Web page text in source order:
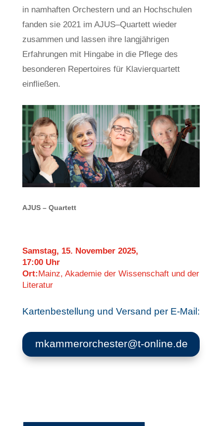
in namhaften Orchestern und an Hochschulen
fanden sie 2021 im AJUS–Quartett wieder
zusammen und lassen ihre langjährigen
Erfahrungen mit Hingabe in die Pflege des
besonderen Repertoires für Klavierquartett
einfließen.
AJUS – Quartett
Samstag, 15. November 2025,
17:00 Uhr
Ort:Mainz, Akademie der Wissenschaft und der
Literatur
Kartenbestellung und Versand per E-Mail:
mkammerorchester@t-online.de